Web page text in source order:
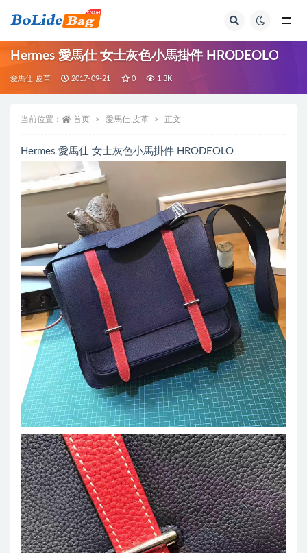
Hermes 愛馬仕 女士灰色小馬掛件 HRODEOLO
愛馬仕 皮革 2017-09-21 0 1.3K
当前位置： 首页 愛馬仕 皮革 正文
Hermes 愛馬仕 女士灰色小馬掛件 HRODEOLO